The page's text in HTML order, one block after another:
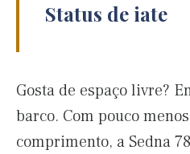
Status de iate
Gosta de espaço livre?
barco. Com pouco
comprimento, a Sedna